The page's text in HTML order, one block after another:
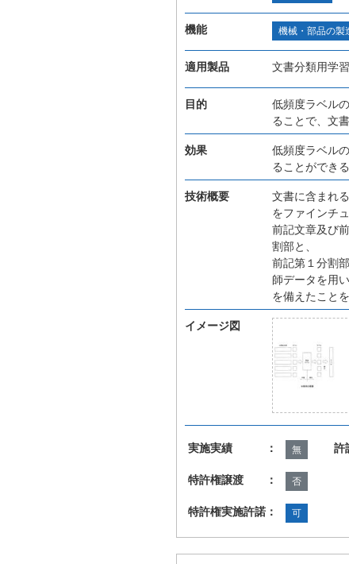
機能 機械・部品の製
適用製品 文書分類用学
目的
低頻度ラベル
ることで、文
効果
低頻度ラベル
ることができ
技術概要
文書に含まれ
をファインチ
前記文章及び
割部と、
前記第１分割
師データを用
を備えたこと
イメージ図
実施実績 ： 無 許
特許権譲渡 ： 否
特許権実施許諾： 可